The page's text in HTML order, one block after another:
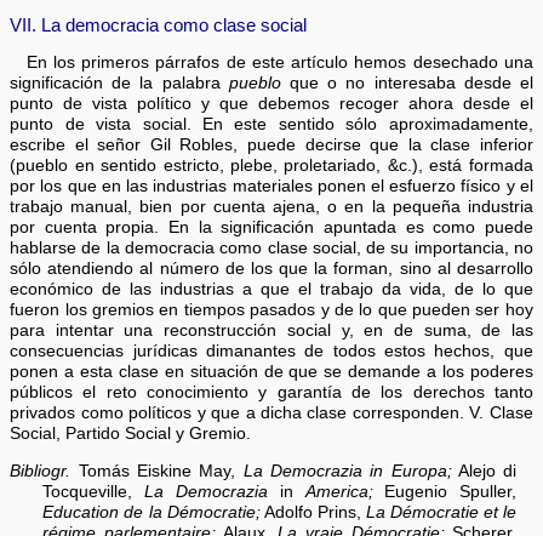
VII. La democracia como clase social
En los primeros párrafos de este artículo hemos desechado una
significación de la palabra puebloque o no interesaba desde el
punto de vista político y que debemos recoger ahora desde el
punto de vista social. En este sentido sólo aproximadamente,
escribe el señor Gil Robles, puede decirse que la clase inferior
(pueblo en sentido estricto, plebe, proletariado, &c.), está formada
por los que en las industrias materiales ponen el esfuerzo físico y el
trabajo manual, bien por cuenta ajena, o en la pequeña industria
por cuenta propia. En la significación apuntada es como puede
hablarse de la democracia como clase social, de su importancia, no
sólo atendiendo al número de los que la forman, sino al desarrollo
económico de las industrias a que el trabajo da vida, de lo que
fueron los gremios en tiempos pasados y de lo que pueden ser hoy
para intentar una reconstrucción social y, en de suma, de las
consecuencias jurídicas dimanantes de todos estos hechos, que
ponen a esta clase en situación de que se demande a los poderes
públicos el reto conocimiento y garantía de los derechos tanto
privados como políticos y que a dicha clase corresponden. V. Clase
Social, Partido Social y Gremio.
Bibliogr. Tomás Eiskine May, La Democrazia in Europa;Alejo di
Tocqueville,La Democrazia in America;Eugenio Spuller,
Education de la Démocratie;Adolfo Prins, La Démocratie et le